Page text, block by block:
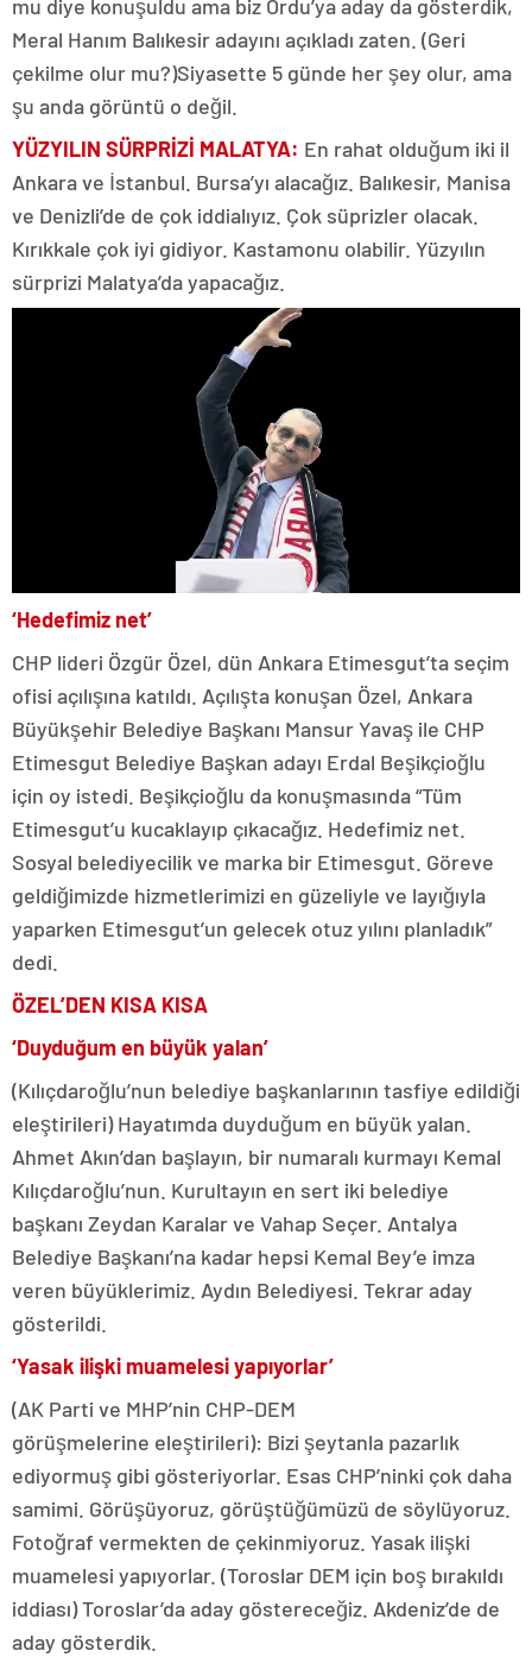
mu diye konuşuldu ama biz Ordu’ya aday da gösterdik,
Meral Hanım Balıkesir adayını açıkladı zaten. (Geri
çekilme olur mu?)Siyasette 5 günde her şey olur, ama
şu anda görüntü o değil.
YÜZYILIN SÜRPRİZİ MALATYA: En rahat olduğum iki il
Ankara ve İstanbul. Bursa’yı alacağız. Balıkesir, Manisa
ve Denizli’de de çok iddialıyız. Çok süprizler olacak.
Kırıkkale çok iyi gidiyor. Kastamonu olabilir. Yüzyılın
sürprizi Malatya’da yapacağız.
‘Hedefimiz net’
CHP lideri Özgür Özel, dün Ankara Etimesgut’ta seçim
ofisi açılışına katıldı. Açılışta konuşan Özel, Ankara
Büyükşehir Belediye Başkanı Mansur Yavaş ile CHP
Etimesgut Belediye Başkan adayı Erdal Beşikçioğlu
için oy istedi. Beşikçioğlu da konuşmasında “Tüm
Etimesgut’u kucaklayıp çıkacağız. Hedefimiz net.
Sosyal belediyecilik ve marka bir Etimesgut. Göreve
geldiğimizde hizmetlerimizi en güzeliyle ve layığıyla
yaparken Etimesgut’un gelecek otuz yılını planladık”
dedi.
ÖZEL’DEN KISA KISA
‘Duyduğum en büyük yalan’
(Kılıçdaroğlu’nun belediye başkanlarının tasfiye edildiği
eleştirileri) Hayatımda duyduğum en büyük yalan.
Ahmet Akın’dan başlayın, bir numaralı kurmayı Kemal
Kılıçdaroğlu’nun. Kurultayın en sert iki belediye
başkanı Zeydan Karalar ve Vahap Seçer. Antalya
Belediye Başkanı’na kadar hepsi Kemal Bey’e imza
veren büyüklerimiz. Aydın Belediyesi. Tekrar aday
gösterildi.
‘Yasak ilişki muamelesi yapıyorlar’
(AK Parti ve MHP’nin CHP-DEM
görüşmelerine eleştirileri): Bizi şeytanla pazarlık
ediyormuş gibi gösteriyorlar. Esas CHP’ninki çok daha
samimi. Görüşüyoruz, görüştüğümüzü de söylüyoruz.
Fotoğraf vermekten de çekinmiyoruz. Yasak ilişki
muamelesi yapıyorlar. (Toroslar DEM için boş bırakıldı
iddiası) Toroslar’da aday göstereceğiz. Akdeniz’de de
aday gösterdik.